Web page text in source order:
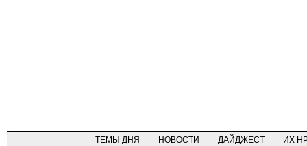
ТЕМЫ ДНЯ НОВОСТИ ДАЙДЖЕСТ ИХ